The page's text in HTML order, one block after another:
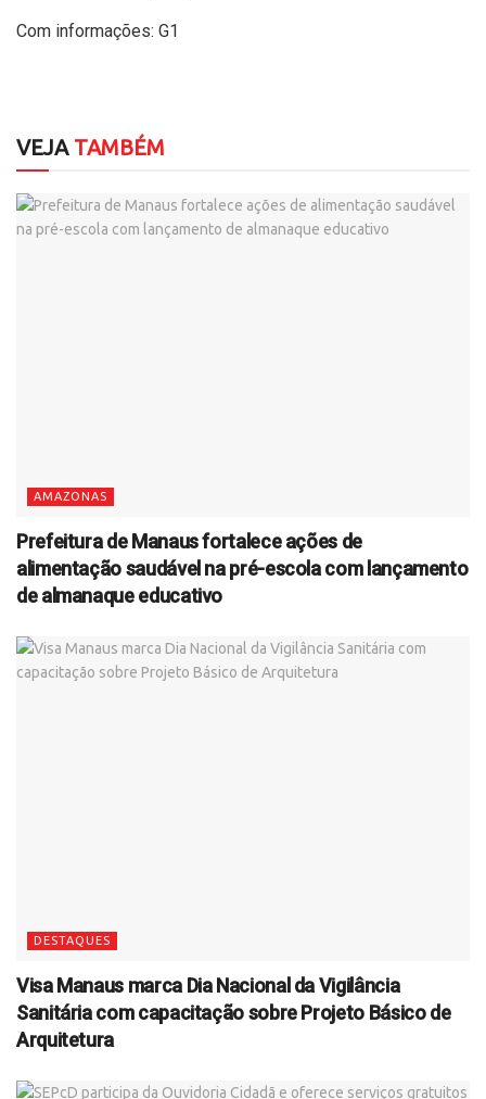
Com informações: G1
VEJATAMBÉM
AMAZONAS
Prefeitura de Manaus fortalece ações de
alimentação saudável na pré-escola com lançamento
de almanaque educativo
DESTAQUES
Visa Manaus marca Dia Nacional da Vigilância
Sanitária com capacitação sobre Projeto Básico de
Arquitetura